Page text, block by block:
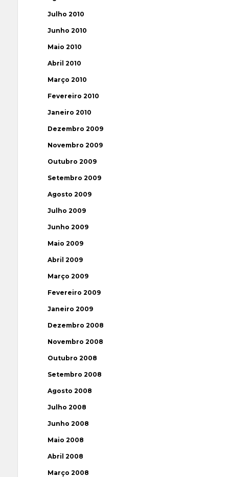
Julho 2010
Junho 2010
Maio 2010
Abril 2010
Março 2010
Fevereiro 2010
Janeiro 2010
Dezembro 2009
Novembro 2009
Outubro 2009
Setembro 2009
Agosto 2009
Julho 2009
Junho 2009
Maio 2009
Abril 2009
Março 2009
Fevereiro 2009
Janeiro 2009
Dezembro 2008
Novembro 2008
Outubro 2008
Setembro 2008
Agosto 2008
Julho 2008
Junho 2008
Maio 2008
Abril 2008
Março 2008